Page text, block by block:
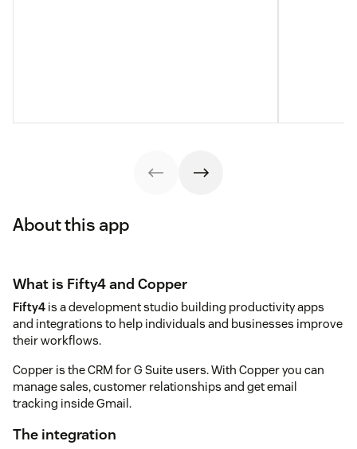
About this app
What is Fifty4 and Copper
Fifty4 is a development studio building productivity apps
and integrations to help individuals and businesses improve
their workflows.
Copper is the CRM for G Suite users. With Copper you can
manage sales, customer relationships and get email
tracking inside Gmail.
The integration